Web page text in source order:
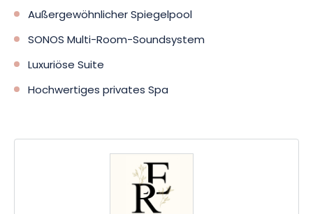
Außergewöhnlicher Spiegelpool
SONOS Multi-Room-Soundsystem
Luxuriöse Suite
Hochwertiges privates Spa